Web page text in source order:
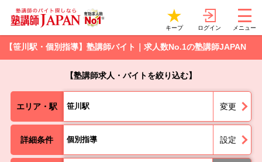
キープ ログイン メニュー
【笹川駅・個別指導】塾講師バイト｜求人数No.1の塾講師JAPAN
【塾講師求人・バイトを絞り込む】
エリア・駅 笹川駅 変更
詳細条件 個別指導 設定